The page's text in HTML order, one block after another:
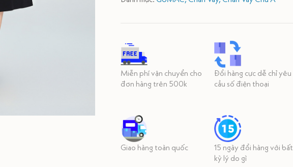
Miễn phí vận chuyển cho
đơn hàng trên 500k
Đổi hàng cực dễ chỉ yêu
cầu số điện thoại
Giao hàng toàn quốc
15 ngày đổi hàng với bất
kỳ lý do gì